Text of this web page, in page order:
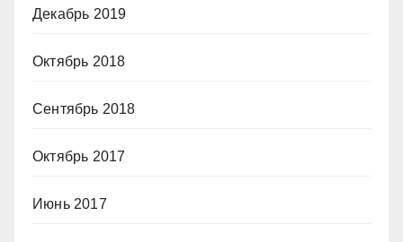
Декабрь 2019
Октябрь 2018
Сентябрь 2018
Октябрь 2017
Июнь 2017